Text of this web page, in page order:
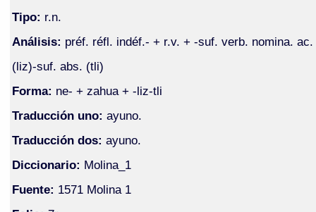
Tipo: r.n.
Análisis: préf. réfl. indéf.- + r.v. + -suf. verb. nomina. ac.
(liz)-suf. abs. (tli)
Forma: ne- + zahua + -liz-tli
Traducción uno: ayuno.
Traducción dos: ayuno.
Diccionario: Molina_1
Fuente: 1571 Molina 1